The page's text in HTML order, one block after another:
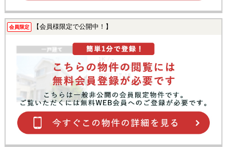
会員限定 【会員様限定で公開中！】